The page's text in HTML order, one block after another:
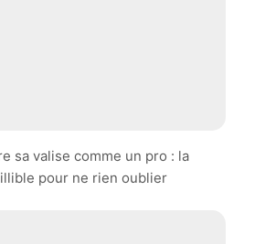
sa valise comme un pro : la
pour ne rien oublier